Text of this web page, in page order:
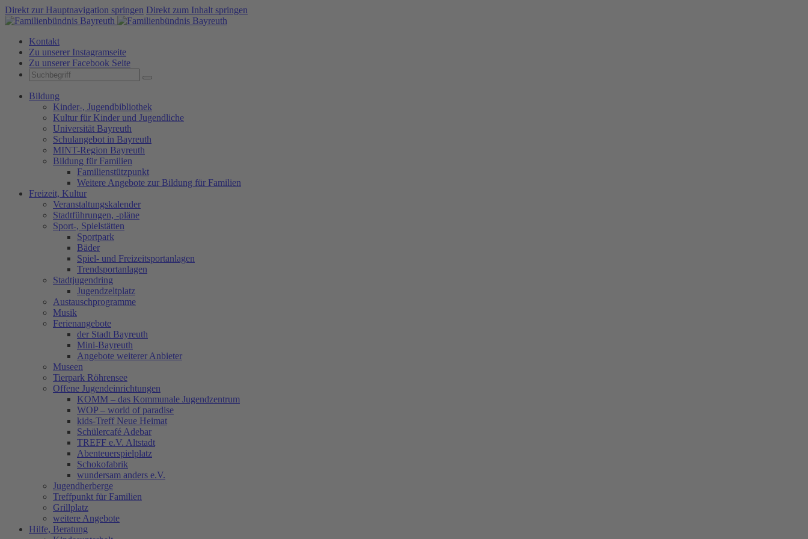
Direkt zur Hauptnavigation springen Direkt zum Inhalt springen
Kontakt
Zu unserer Instagramseite
Zu unserer Facebook Seite
Bildung
Kinder-, Jugendbibliothek
Kultur für Kinder und Jugendliche
Universität Bayreuth
Schulangebot in Bayreuth
MINT-Region Bayreuth
Bildung für Familien
Familienstützpunkt
Weitere Angebote zur Bildung für Familien
Freizeit, Kultur
Veranstaltungskalender
Stadtführungen, -pläne
Sport-, Spielstätten
Sportpark
Bäder
Spiel- und Freizeitsportanlagen
Trendsportanlagen
Stadtjugendring
Jugendzeltplatz
Austauschprogramme
Musik
Ferienangebote
der Stadt Bayreuth
Mini-Bayreuth
Angebote weiterer Anbieter
Museen
Tierpark Röhrensee
Offene Jugendeinrichtungen
KOMM – das Kommunale Jugendzentrum
WOP – world of paradise
kids-Treff Neue Heimat
Schülercafé Adebar
TREFF e.V. Altstadt
Abenteuerspielplatz
Schokofabrik
wundersam anders e.V.
Jugendherberge
Treffpunkt für Familien
Grillplatz
weitere Angebote
Hilfe, Beratung